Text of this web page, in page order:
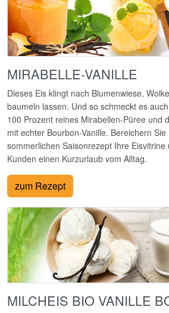
MIRABELLE-VANILLE
Dieses Eis klingt nach Blumenwiese,
baumeln lassen. Und so schmeckt es
100 Prozent reines Mirabellen-Püree und
mit echter Bourbon-Vanille. Bereichern Sie
sommerlichen Saisonrezept Ihre Eisvitrine
Kunden einen Kurzurlaub vom Alltag.
zum Rezept
MILCHEIS BIO VANILLE